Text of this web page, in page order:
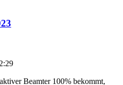
Beamter 100% bekommt,